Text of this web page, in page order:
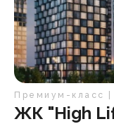
Премиум-класс |
ЖК "High